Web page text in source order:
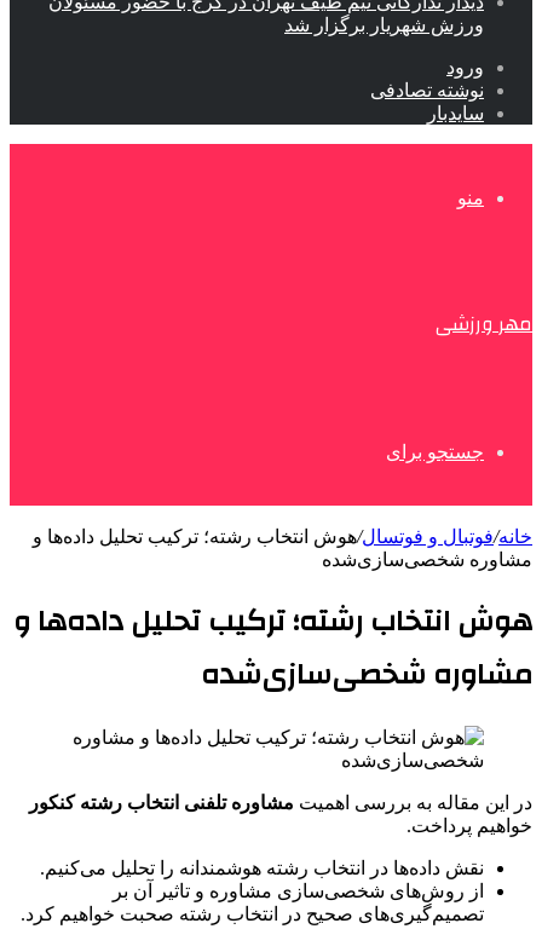
ورزش شهریار برگزار شد
ورود
نوشته تصادفی
سایدبار
منو
مهر ورزشی
جستجو برای
خانه/فوتبال و فوتسال/هوش انتخاب رشته؛ ترکیب تحلیل داده‌ها و
مشاوره شخصی‌سازی‌شده
هوش انتخاب رشته؛ ترکیب تحلیل داده‌ها و
مشاوره شخصی‌سازی‌شده
در این مقاله به بررسی اهمیت مشاوره تلفنی انتخاب رشته کنکور
خواهیم پرداخت.
نقش داده‌ها در انتخاب رشته هوشمندانه را تحلیل می‌کنیم.
از روش‌های شخصی‌سازی مشاوره و تاثیر آن بر
تصمیم‌گیری‌های صحیح در انتخاب رشته صحبت خواهیم کرد.